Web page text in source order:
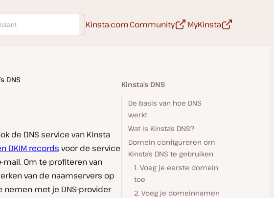
Kinsta.comCommunityOpen in een nieuwe tab
MyKinstaOpen in een
DNS
de DNS service van Kinsta
DKIM records voor de service
mail. Om te profiteren van
van de naamservers op
nemen met je DNS-provider
Kinsta’s DNS
De basis van hoe DNS
werkt
Wat is Kinsta’s DNS?
Domein configureren om
Kinsta’s DNS te gebruiken
1. Voeg je eerste domein
toe
2. Voeg je domeinnamen